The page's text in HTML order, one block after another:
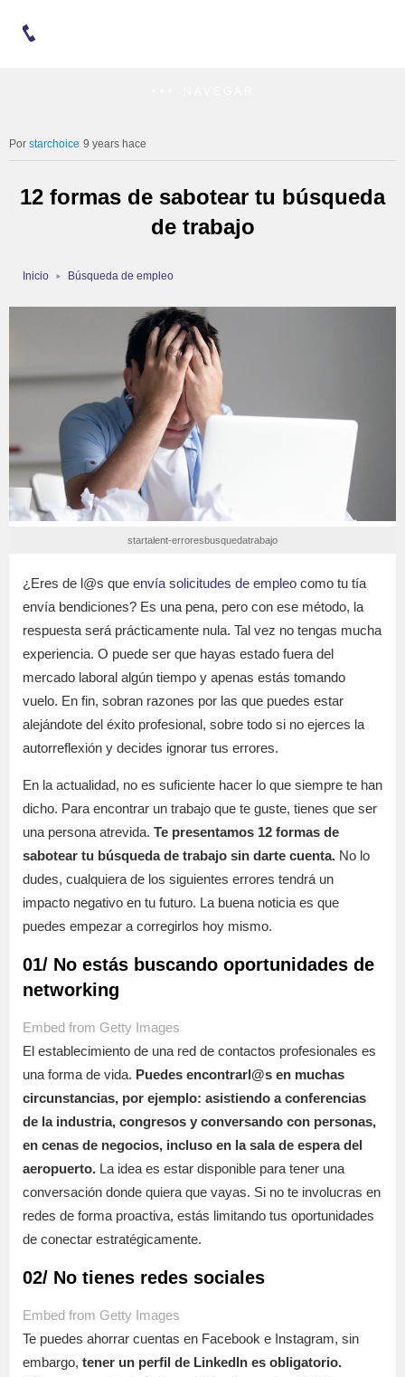
starchoice 9 years hace
12 formas de sabotear tu búsqueda
de trabajo
Inicio Búsqueda de empleo
startalent-erroresbusquedatrabajo
¿Eres de l@s que envía solicitudes de empleo como tu tía
envía bendiciones? Es una pena, pero con ese método, la
respuesta será prácticamente nula. Tal vez no tengas mucha
experiencia. O puede ser que hayas estado fuera del
mercado laboral algún tiempo y apenas estás tomando
vuelo. En fin, sobran razones por las que puedes estar
alejándote del éxito profesional, sobre todo si no ejerces la
autorreflexión y decides ignorar tus errores.
En la actualidad, no es suficiente hacer lo que siempre te han
dicho. Para encontrar un trabajo que te guste, tienes que ser
una persona atrevida. Te presentamos 12 formas de
sabotear tu búsqueda de trabajo sin darte cuenta. No lo
dudes, cualquiera de los siguientes errores tendrá un
impacto negativo en tu futuro. La buena noticia es que
puedes empezar a corregirlos hoy mismo.
01/ No estás buscando oportunidades de
networking
Embed from Getty Images
El establecimiento de una red de contactos profesionales es
una forma de vida. Puedes encontrarl@s en muchas
circunstancias, por ejemplo: asistiendo a conferencias
de la industria, congresos y conversando con personas,
en cenas de negocios, incluso en la sala de espera del
aeropuerto. La idea es estar disponible para tener una
conversación donde quiera que vayas. Si no te involucras en
redes de forma proactiva, estás limitando tus oportunidades
de conectar estratégicamente.
02/ No tienes redes sociales
Embed from Getty Images
Te puedes ahorrar cuentas en Facebook e Instagram, sin
embargo, tener un perfil de LinkedIn es obligatorio.